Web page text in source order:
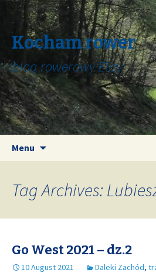
Kocham rower
blog rowerowy Elizy
Menu
Tag Archives:
Go West 2021 – dz.2
10 August 2021 Daleki Zachód,